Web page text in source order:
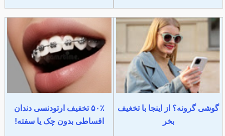
گوشی گرونه؟ از اینجا با تخغیف
بخر
۵۰٪ تخفیف ارتودنسی دندان
اقساطی بدون چک یا سفته!